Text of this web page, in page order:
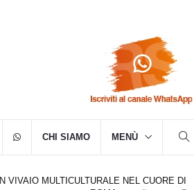
CHI SIAMO MENÙ
VIVAIO MULTICULTURALE NEL CUORE DI